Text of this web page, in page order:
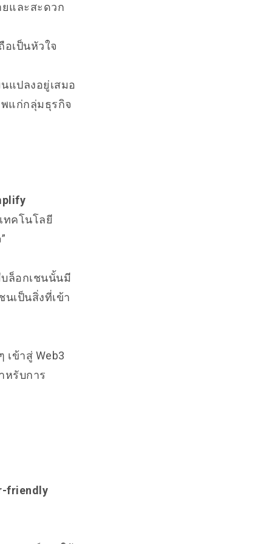
ยและสะดวก
เป็นหัวใจ
แปลงอยู่เสมอ
แก่กลุ่มธุรกิจ
ทคโนโลยี
บล็อกเชนนั้นมี
เป็นสิ่งที่เข้า
เข้าสู่ Web3
หรับการ
friendly